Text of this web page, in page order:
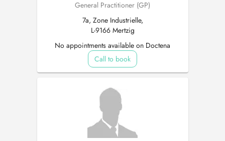
General Practitioner (GP)
7a, Zone Industrielle,
L-9166 Mertzig
No appointments available on Doctena
Call to book